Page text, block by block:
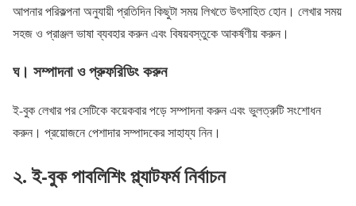
আপনার পরিকল্পনা অনুযায়ী প্রতিদিন কিছুটা সময় লিখতে উৎসাহিত হোন। লেখার সময়
সহজ ও প্রাঞ্জল ভাষা ব্যবহার করুন এবং বিষয়বস্তুকে আকর্ষণীয় করুন।
ঘ। সম্পাদনা ও প্রুফরিডিং করুন
ই-বুক লেখার পর সেটিকে কয়েকবার পড়ে সম্পাদনা করুন এবং ভুলত্রুটি সংশোধন
করুন। প্রয়োজনে পেশাদার সম্পাদকের সাহায্য নিন।
২. ই-বুক পাবলিশিং প্ল্যাটফর্ম নির্বাচন